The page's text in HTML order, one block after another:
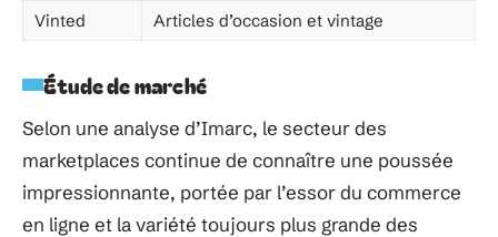
Vinted
Articles d’occasion et vintage
Étude de marché
Selon une analyse d’Imarc, le secteur des
marketplaces continue de connaître une poussée
impressionnante, portée par l’essor du commerce
en ligne et la variété toujours plus grande des